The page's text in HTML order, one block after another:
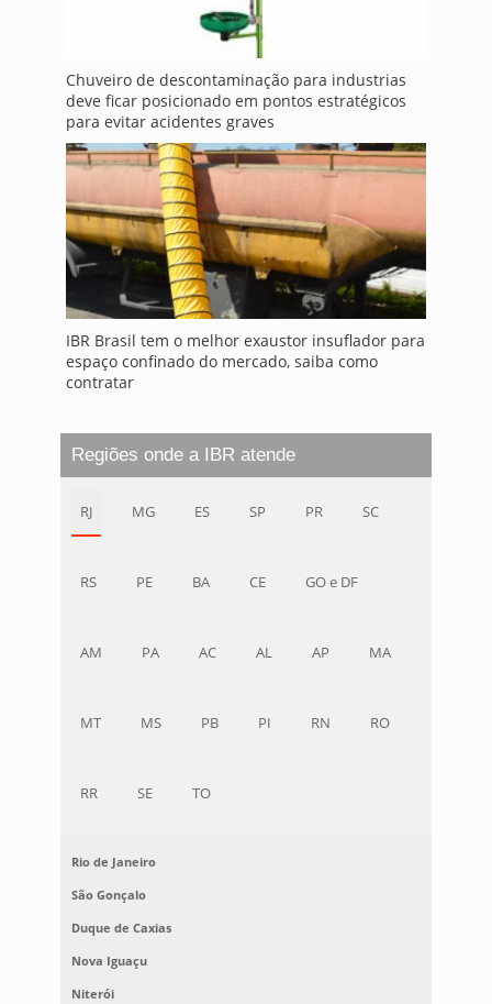
Chuveiro de descontaminação para industrias
deve ficar posicionado em pontos estratégicos
para evitar acidentes graves
IBR Brasil tem o melhor exaustor insuflador para
espaço confinado do mercado, saiba como
contratar
Regiões onde a IBR atende
RJ MG ES SP PR SC
RS PE BA CE GO e DF
AM PA AC AL AP MA
MT MS PB PI RN RO
RR SE TO
Rio de Janeiro
São Gonçalo
Duque de Caxias
Nova Iguaçu
Niterói